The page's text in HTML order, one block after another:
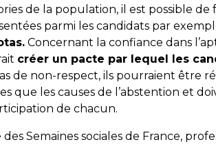
de la population, il est possible de
parmi les candidats par
Concernant la confiance dans
créer un pacte par lequel les
de non-respect, ils pourraient être
que les causes de l’abstention et
de chacun.
Semaines sociales de France,